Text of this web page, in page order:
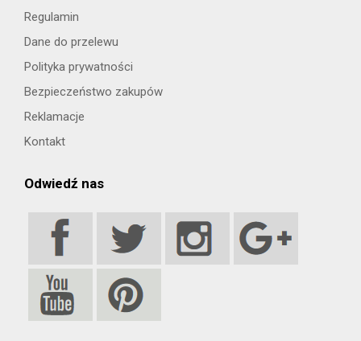
Regulamin
Dane do przelewu
Polityka prywatności
Bezpieczeństwo zakupów
Reklamacje
Kontakt
Odwiedź nas